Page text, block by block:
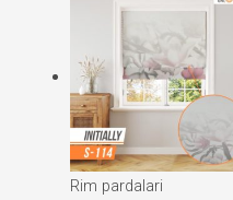
Rim pardalari